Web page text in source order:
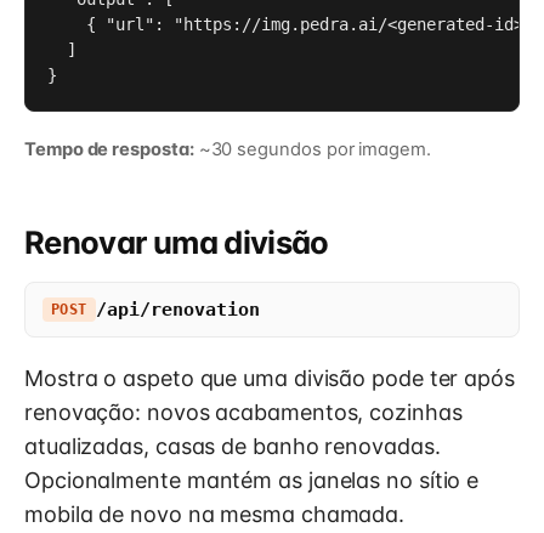
{ "url": "https://img.pedra.ai/<generated-id>"
  ]
}
Tempo de resposta:~30 segundos por imagem.
Renovar uma divisão
POST /api/renovation
Mostra o aspeto que uma divisão pode ter após
renovação: novos acabamentos, cozinhas
atualizadas, casas de banho renovadas.
Opcionalmente mantém as janelas no sítio e
mobila de novo na mesma chamada.